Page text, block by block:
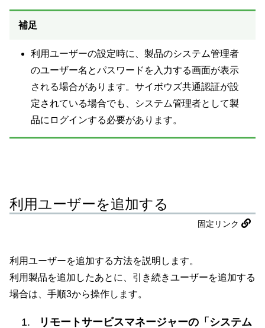
補足
利用ユーザーの設定時に、製品のシステム管理者
のユーザー名とパスワードを入力する画面が表示
される場合があります。サイボウズ共通認証が設
定されている場合でも、システム管理者として製
品にログインする必要があります。
利用ユーザーを追加する
固定リンク
利用ユーザーを追加する方法を説明します。
利用製品を追加したあとに、引き続きユーザーを追加する
場合は、手順3から操作します。
リモートサービスマネージャーの「システム